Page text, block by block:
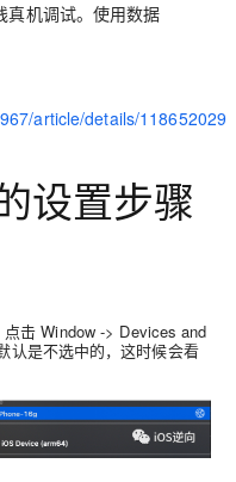
真机调试。使用数据
article/details/118652029
设置步骤
击 Window -> Devices and
认是不选中的，这时候会看